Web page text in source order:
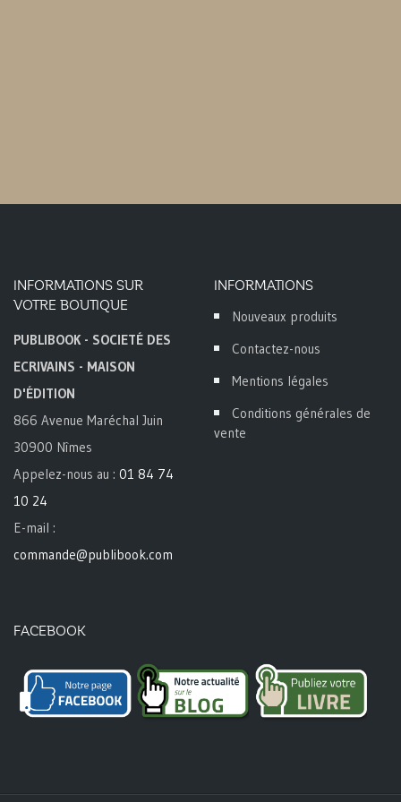
INFORMATIONS SUR
VOTRE BOUTIQUE
PUBLIBOOK - SOCIETÉ DES
ECRIVAINS - MAISON
D'ÉDITION
866 Avenue Maréchal Juin
30900 Nîmes
Appelez-nous au : 01 84 74
10 24
E-mail :
commande@publibook.com
INFORMATIONS
Nouveaux produits
Contactez-nous
Mentions légales
Conditions générales de
vente
FACEBOOK